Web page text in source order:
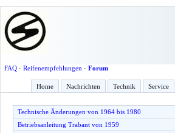
FAQ· Reifenempfehlungen · Forum
Home Nachrichten Technik Service
Technische Änderungen von 1964 bis 1980
Betriebsanleitung Trabant von 1959